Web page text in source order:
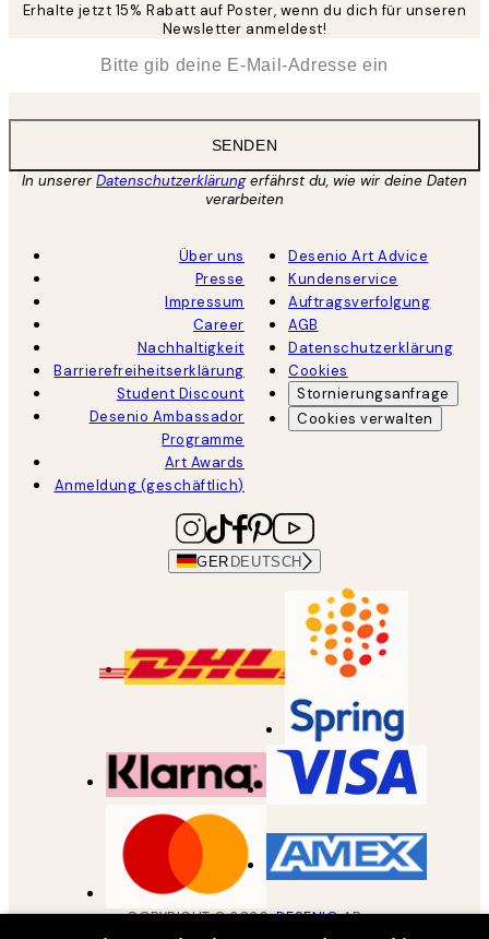
Erhalte jetzt 15% Rabatt auf Poster, wenn du dich für unseren
Newsletter anmeldest!
SENDEN
In unsererDatenschutzerklärungerfährst du, wie wir deine Daten
verarbeiten
Über uns
Presse
Impressum
Career
Nachhaltigkeit
Barrierefreiheitserklärung
Student Discount
Desenio Ambassador
Programme
Art Awards
Anmeldung (geschäftlich)
Desenio Art Advice
Kundenservice
Auftragsverfolgung
AGB
Datenschutzerklärung
Cookies
Stornierungsanfrage
Cookies verwalten
GER DEUTSCH
COPYRIGHT ©2026, DESENIOAB